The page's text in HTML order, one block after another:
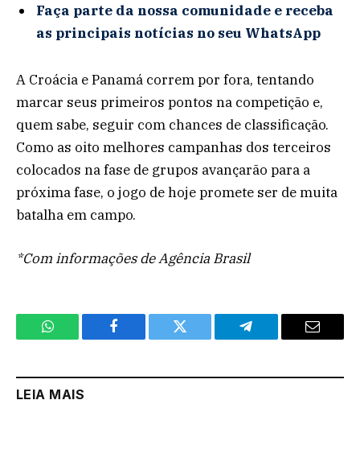
Faça parte da nossa comunidade e receba
as principais notícias no seu WhatsApp
A Croácia e Panamá correm por fora, tentando
marcar seus primeiros pontos na competição e,
quem sabe, seguir com chances de classificação.
Como as oito melhores campanhas dos terceiros
colocados na fase de grupos avançarão para a
próxima fase, o jogo de hoje promete ser de muita
batalha em campo.
*Com informações de Agência Brasil
WhatsApp Facebook Twitter Telegram Email
LEIA MAIS